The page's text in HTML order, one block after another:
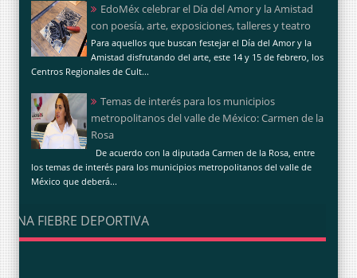
EdoMéx celebrar el Día del Amor y la Amistad
con poesía, arte, exposiciones, talleres y teatro
Para aquellos que buscan festejar el Día del Amor y la
Amistad disfrutando del arte, este 14 y 15 de febrero, los
Centros Regionales de Cult...
Temas de interés para los municipios
metropolitanos del valle de México: Carmen de la
Rosa
De acuerdo con la diputada Carmen de la Rosa, entre
los temas de interés para los municipios metropolitanos del valle de
México que deberá...
UNA FIEBRE DEPORTIVA